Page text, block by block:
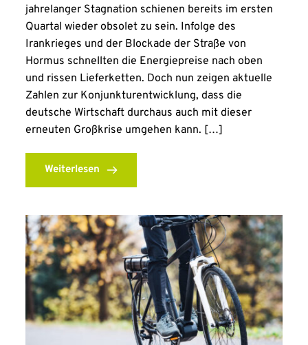
jahrelanger Stagnation schienen bereits im ersten
Quartal wieder obsolet zu sein. Infolge des
Irankrieges und der Blockade der Straße von
Hormus schnellten die Energiepreise nach oben
und rissen Lieferketten. Doch nun zeigen aktuelle
Zahlen zur Konjunkturentwicklung, dass die
deutsche Wirtschaft durchaus auch mit dieser
erneuten Großkrise umgehen kann. […]
Weiterlesen